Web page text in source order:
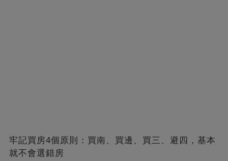
牢記買房4個原則：買南、買邊、買三、避四，基本
就不會選錯房